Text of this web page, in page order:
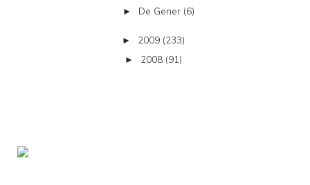
► De Gener (6)
► 2009 (233)
► 2008 (91)